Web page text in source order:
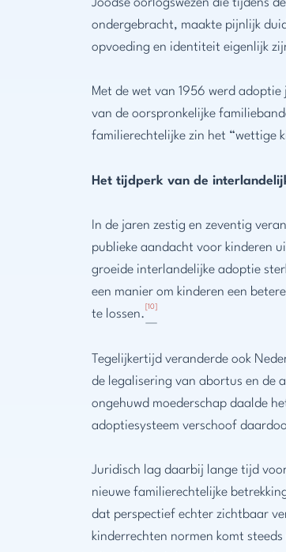
Joodse oorlogswezen die tijdens
ondergebracht, maakte pijnlijk
opvoeding en identiteit eigenlijk
Met de wet van 1956 werd
van de oorspronkelijke
familierechtelijke zin het “wettige
Het tijdperk van de
In de jaren zestig en zeventig
publieke aandacht voor kinderen
groeide interlandelijke adoptie
een manier om kinderen een
te lossen.
[10]
Tegelijkertijd veranderde ook
de legalisering van abortus en de
ongehuwd moederschap daalde
adoptiesysteem verschoof
Juridisch lag daarbij lange tijd
nieuwe familierechtelijke
dat perspectief echter zichtbaar
kinderrechten normen komt